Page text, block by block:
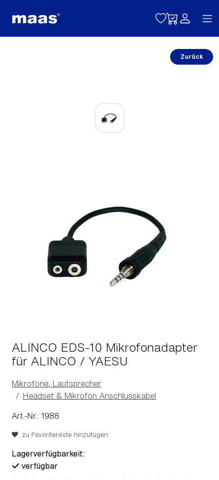
Toggle
Zurück
ALINCO EDS-10 Mikrofonadapter
für ALINCO / YAESU
Mikrofone, Lautsprecher
Headset & Mikrofon Anschlusskabel
Art.-Nr.: 1988
zu Favoritenliste hinzufügen
Lagerverfügbarkeit:
verfügbar